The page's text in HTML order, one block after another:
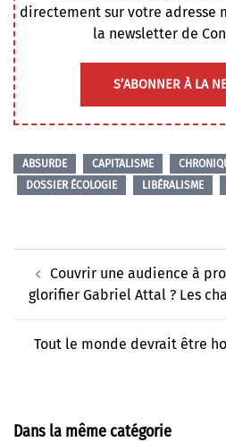
directement sur votre adresse
la newsletter de
S’ABONNER À LA
ABSURDE CAPITALISME
DOSSIER ÉCOLOGIE
LIBÉRALISME
d’article
Couvrir une audience à
glorifier Gabriel Attal ? Les
Tout le monde devrait être
Dans la même catégorie